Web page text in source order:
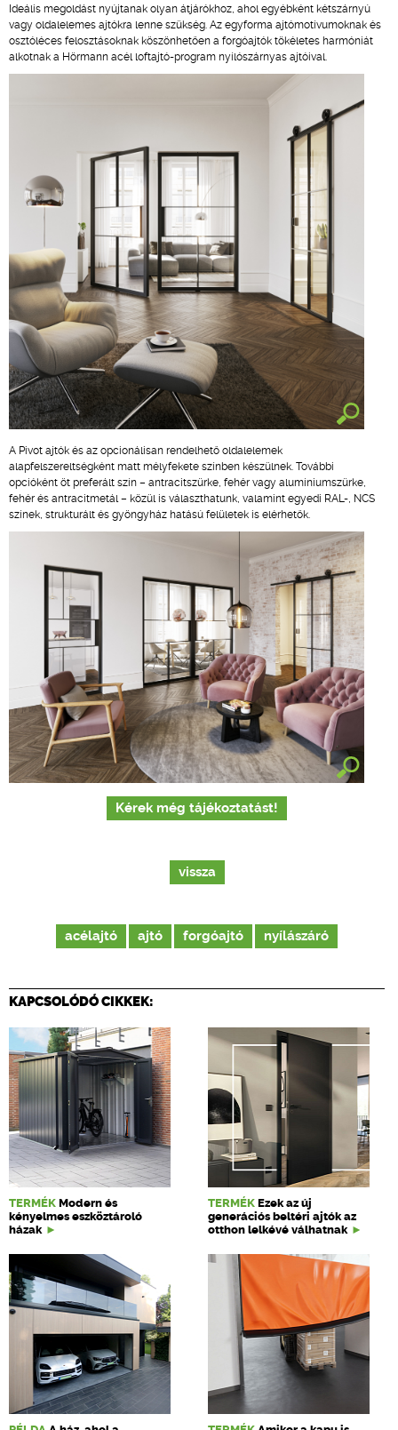
Ideális megoldást nyújtanak olyan átjárókhoz, ahol egyébként kétszárnyú
vagy oldalelemes ajtókra lenne szükség. Az egyforma ajtómotívumoknak és
osztóléces felosztásoknak köszönhetően a forgóajtók tökéletes harmóniát
alkotnak a Hörmann acél loftajtó-program nyílószárnyas ajtóival.
A Pivot ajtók és az opcionálisan rendelhető oldalelemek
alapfelszereltségként matt mélyfekete színben készülnek. További
opcióként öt preferált szín – antracitszürke, fehér vagy alumíniumszürke,
fehér és antracitmetál – közül is választhatunk, valamint egyedi RAL-, NCS
színek, strukturált és gyöngyház hatású felületek is elérhetők.
Kérek még tájékoztatást!
vissza
acélajtó ajtó forgóajtó nyílászáró
KAPCSOLÓDÓ CIKKEK:
TERMÉK Modern és
kényelmes eszköztároló
házak
TERMÉK Ezek az új
generációs beltéri ajtók az
otthon lelkévé válhatnak